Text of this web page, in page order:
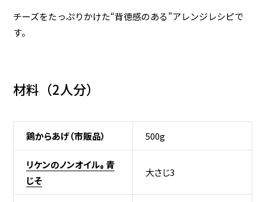
チーズをたっぷりかけた“背徳感のある”アレンジレシピで
す。
材料（2人分）
鶏からあげ（市販品） 500g
リケンのノンオイル® 青
じそ
大さじ3
レンジで簡単
高たんぱく